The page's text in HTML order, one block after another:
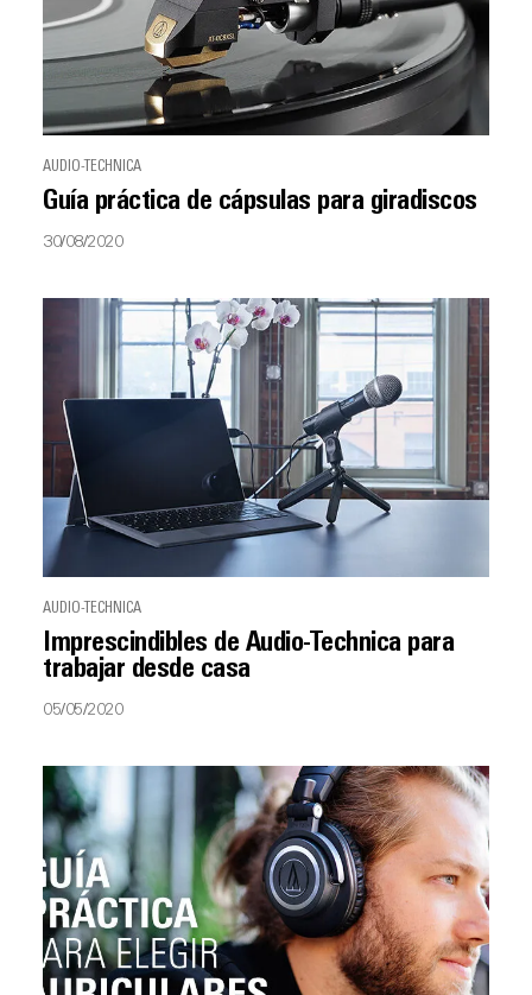
AUDIO-TECHNICA
Guía práctica de cápsulas para giradiscos
30/08/2020
AUDIO-TECHNICA
Imprescindibles de Audio-Technica para
trabajar desde casa
05/05/2020